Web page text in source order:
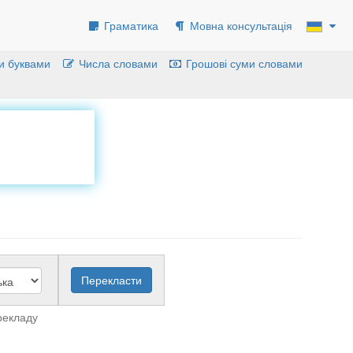
Граматика Мовна консультація
буквами Числа словами Грошові суми словами